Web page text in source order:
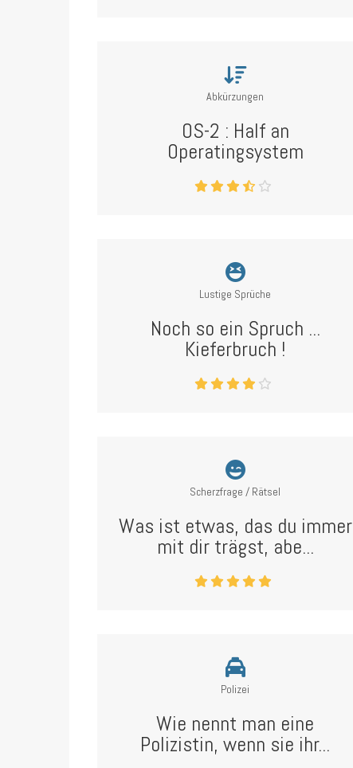
Abkürzungen
OS-2 : Half an
Operatingsystem
Lustige Sprüche
Noch so ein Spruch ...
Kieferbruch !
Scherzfrage / Rätsel
Was ist etwas, das du immer
mit dir trägst, abe...
Polizei
Wie nennt man eine
Polizistin, wenn sie ihr...